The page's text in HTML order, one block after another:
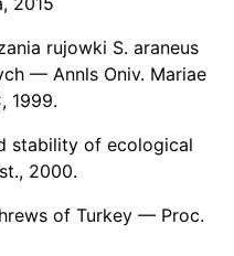
rujowki S. araneus
— Annls Oniv. Mariae
1999.
stability of ecological
2000.
of Turkey — Proc.